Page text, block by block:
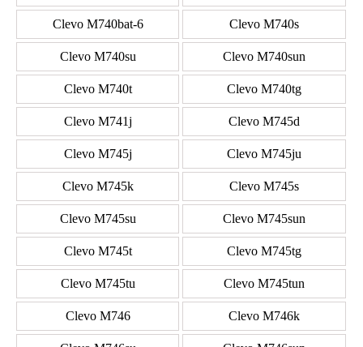
Clevo M740bat-6 Clevo M740s
Clevo M740su Clevo M740sun
Clevo M740t Clevo M740tg
Clevo M741j Clevo M745d
Clevo M745j Clevo M745ju
Clevo M745k Clevo M745s
Clevo M745su Clevo M745sun
Clevo M745t Clevo M745tg
Clevo M745tu Clevo M745tun
Clevo M746 Clevo M746k